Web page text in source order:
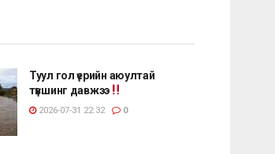
Туул гол үерийн аюултай
түвшинг давжээ
2026-07-31 22:32 0